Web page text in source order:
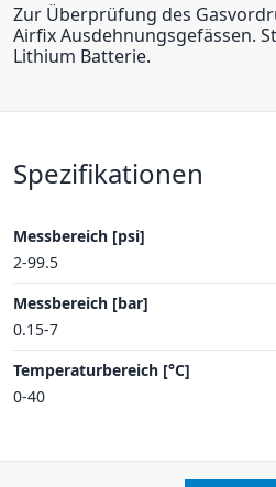
Zur Überprüfung des
Airfix Ausdehnungsgefässen.
Lithium Batterie.
Spezifikationen
Messbereich [psi]
2-99.5
Messbereich [bar]
0.15-7
Temperaturbereich [°C]
0-40